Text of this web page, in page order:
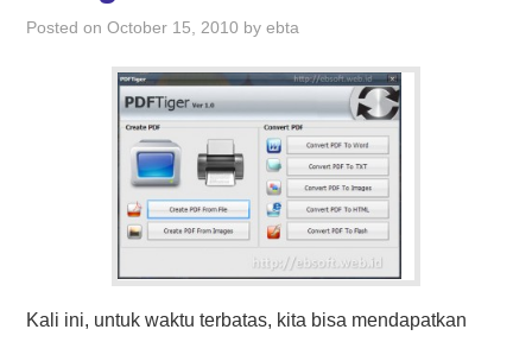
HASIL PENCARIAN
Posted onOctober 15, 2010 byebta
Kali ini, untuk waktu terbatas, kita bisa mendapatkan